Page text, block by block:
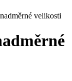
velikosti